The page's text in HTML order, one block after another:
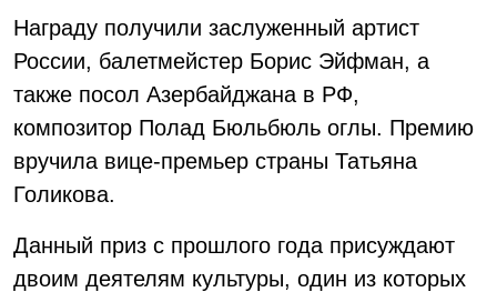
Награду получили заслуженный артист
России, балетмейстер Борис Эйфман, а
также посол Азербайджана в РФ,
композитор Полад Бюльбюль оглы. Премию
вручила вице-премьер страны Татьяна
Голикова.
Данный приз с прошлого года присуждают
двоим деятелям культуры, один из которых